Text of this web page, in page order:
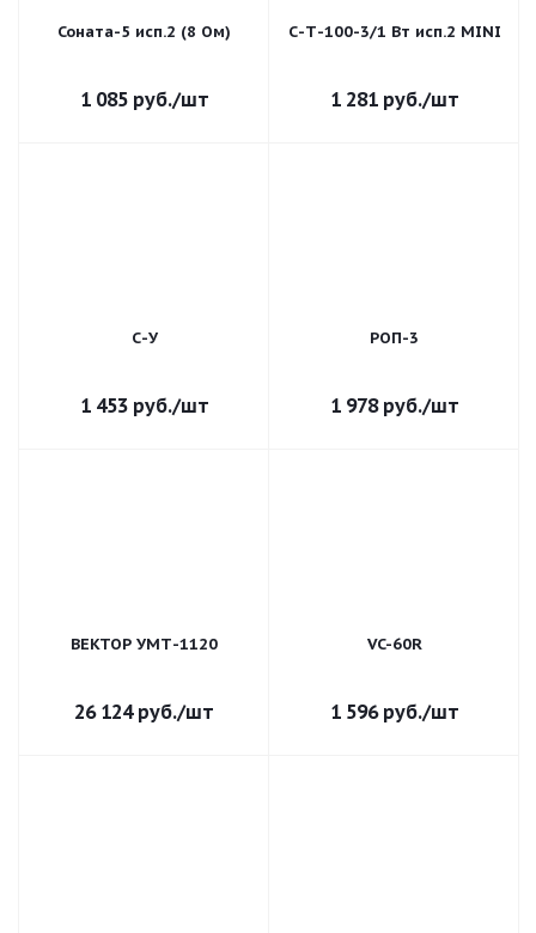
Соната-5 исп.2 (8 Ом)
1 085руб./шт
С-Т-100-3/1 Вт исп.2 MINI
1 281руб./шт
С-У
1 453руб./шт
РОП-3
1 978руб./шт
ВЕКТОР УМТ-1120
26 124руб./шт
VC-60R
1 596руб./шт